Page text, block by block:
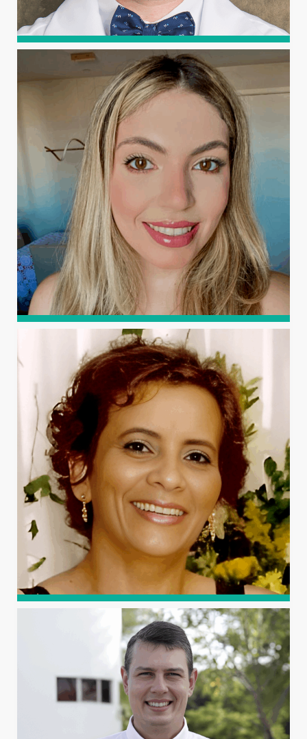
DIEGO ARIEL DE LIMA
Graduado em Filosofia e Medicina, com pós-graduação
Lato Sensu (Residência Médica) em Ortopedia e
Traumatologia. Especialização (R4) em Cirurgia do
Joelho e Medicina do Exercício e do Esporte. Mestre em
Ensino em Saúde e Doutor em Cirurgia.
CELINA MARIA SIMÃO
DAMASCENO
Bacharel em Ciência e Tecnologia pela UFRN e
atualmente cursando Engenharia Civil na mesma
instituição (previsão de conclusão em 2026).
LANA LACERDA DE LIMA
Graduada em Medicina pela UFRN. Especialista em
Ginecologia e Obstetrícia (UFRN) e em Anestesiologia
(Instituto José Frota – IJF). Mestre em Ensino em Saúde
pela Unichristus e Doutora em Cirurgia pela UFC.